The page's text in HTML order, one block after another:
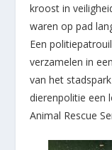
kroost in
waren op pad
Een
verzamelen in
van het
dierenpolitie een
Animal Rescue